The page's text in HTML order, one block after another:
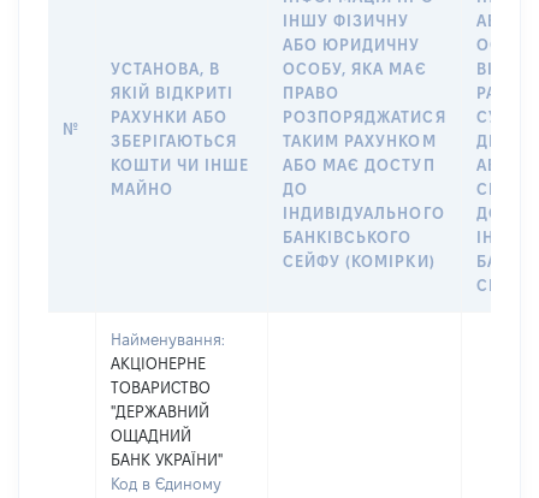
№
УСТАНОВА, В
ЯКІЙ ВІДКРИТІ
РАХУНКИ АБО
ЗБЕРІГАЮТЬСЯ
КОШТИ ЧИ ІНШЕ
МАЙНО
ІНШУ ФІЗИЧНУ
АБО ЮРИДИЧНУ
ОСОБУ, ЯКА МАЄ
ПРАВО
РОЗПОРЯДЖАТИСЯ
ТАКИМ РАХУНКОМ
АБО МАЄ ДОСТУП
ДО
ІНДИВІДУАЛЬНОГО
БАНКІВСЬКОГО
СЕЙФУ (КОМІРКИ)
АБО
АБО
СІМ’Ї
СЕЙФУ
Найменування:
АКЦІОНЕРНЕ
ТОВАРИСТВО
"ДЕРЖАВНИЙ
ОЩАДНИЙ
БАНК УКРАЇНИ"
Код в Єдиному